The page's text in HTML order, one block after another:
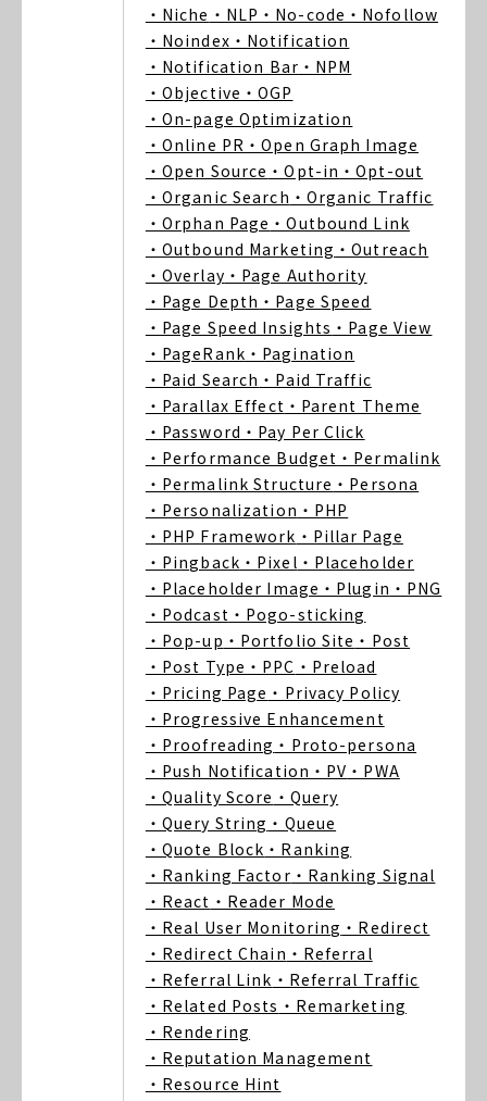
・Niche ・NLP ・No-code ・Nofollow
・Noindex ・Notification
・Notification Bar ・NPM
・Objective ・OGP
・On-page Optimization
・Online PR ・Open Graph Image
・Open Source ・Opt-in ・Opt-out
・Organic Search ・Organic Traffic
・Orphan Page ・Outbound Link
・Outbound Marketing ・Outreach
・Overlay ・Page Authority
・Page Depth ・Page Speed
・Page Speed Insights ・Page View
・PageRank ・Pagination
・Paid Search ・Paid Traffic
・Parallax Effect ・Parent Theme
・Password ・Pay Per Click
・Performance Budget ・Permalink
・Permalink Structure ・Persona
・Personalization ・PHP
・PHP Framework ・Pillar Page
・Pingback ・Pixel ・Placeholder
・Placeholder Image ・Plugin ・PNG
・Podcast ・Pogo-sticking
・Pop-up ・Portfolio Site ・Post
・Post Type ・PPC ・Preload
・Pricing Page ・Privacy Policy
・Progressive Enhancement
・Proofreading ・Proto-persona
・Push Notification ・PV ・PWA
・Quality Score ・Query
・Query String ・Queue
・Quote Block ・Ranking
・Ranking Factor ・Ranking Signal
・React ・Reader Mode
・Real User Monitoring ・Redirect
・Redirect Chain ・Referral
・Referral Link ・Referral Traffic
・Related Posts ・Remarketing
・Rendering
・Reputation Management
・Resource Hint